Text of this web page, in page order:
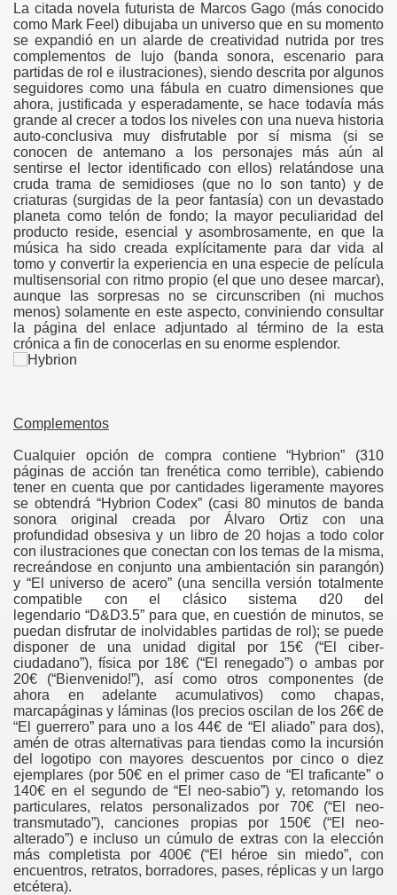
La citada novela futurista de Marcos Gago (más conocido
como Mark Feel) dibujaba un universo que en su momento
se expandió en un alarde de creatividad nutrida por tres
complementos de lujo (banda sonora, escenario para
partidas de rol e ilustraciones), siendo descrita por algunos
seguidores como una fábula en cuatro dimensiones que
ahora, justificada y esperadamente, se hace todavía más
grande al crecer a todos los niveles con una nueva historia
auto-conclusiva muy disfrutable por sí misma (si se
conocen de antemano a los personajes más aún al
sentirse el lector identificado con ellos) relatándose una
cruda trama de semidioses (que no lo son tanto) y de
criaturas (surgidas de la peor fantasía) con un devastado
planeta como telón de fondo; la mayor peculiaridad del
producto reside, esencial y asombrosamente, en que la
música ha sido creada explícitamente para dar vida al
tomo y convertir la experiencia en una especie de película
multisensorial con ritmo propio (el que uno desee marcar),
aunque las sorpresas no se circunscriben (ni muchos
menos) solamente en este aspecto, conviniendo consultar
la página del enlace adjuntado al término de la esta
crónica a fin de conocerlas en su enorme esplendor.
Complementos
Cualquier opción de compra contiene “Hybrion” (310
páginas de acción tan frenética como terrible), cabiendo
tener en cuenta que por cantidades ligeramente mayores
se obtendrá “Hybrion Codex” (casi 80 minutos de banda
sonora original creada por Álvaro Ortiz con una
profundidad obsesiva y un libro de 20 hojas a todo color
con ilustraciones que conectan con los temas de la misma,
recreándose en conjunto una ambientación sin parangón)
y “El universo de acero” (una sencilla versión totalmente
compatible con el clásico sistema d20 del
legendario “D&D3.5” para que, en cuestión de minutos, se
puedan disfrutar de inolvidables partidas de rol); se puede
disponer de una unidad digital por 15€ (“El ciber-
ciudadano”), física por 18€ (“El renegado”) o ambas por
20€ (“Bienvenido!”), así como otros componentes (de
ahora en adelante acumulativos) como chapas,
marcapáginas y láminas (los precios oscilan de los 26€ de
“El guerrero” para uno a los 44€ de “El aliado” para dos),
amén de otras alternativas para tiendas como la incursión
del logotipo con mayores descuentos por cinco o diez
ejemplares (por 50€ en el primer caso de “El traficante” o
140€ en el segundo de “El neo-sabio”) y, retomando los
particulares, relatos personalizados por 70€ (“El neo-
transmutado”), canciones propias por 150€ (“El neo-
alterado”) e incluso un cúmulo de extras con la elección
más completista por 400€ (“El héroe sin miedo”, con
encuentros, retratos, borradores, pases, réplicas y un largo
etcétera).